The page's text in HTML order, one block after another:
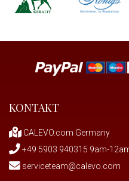
KONTAKT
CALEVO.com Germany
+49 5903 940315 9am-
serviceteam@calevo.com